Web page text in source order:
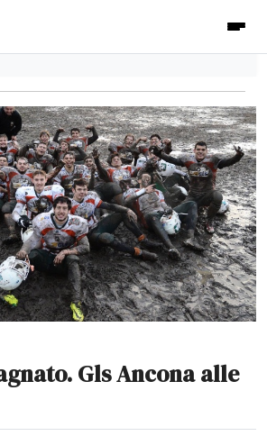
Gls Ancona alle